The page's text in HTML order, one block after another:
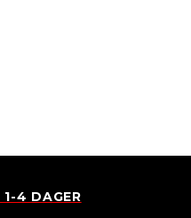
4 DAGER